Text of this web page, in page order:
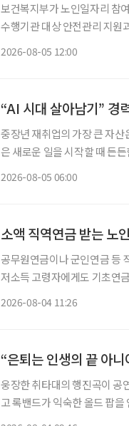
보건복지부가 노인일자리 참
수행기관 대상 안전관리 지원
2026-08-05 12:00
“AI 시대 살아남기” 경
중장년 재취업의 가장 큰 자산
은 새로운 일을 시작할 때 든
2026-08-05 06:00
소액 직역연금 받는 노
공무원연금이나 군인연금 등
저소득 고령자에게도 기초연
2026-08-04 11:26
“은퇴는 인생의 끝 아
웅장한 취타대의 행진곡이 공
고 록밴드가 익숙한 올드 팝